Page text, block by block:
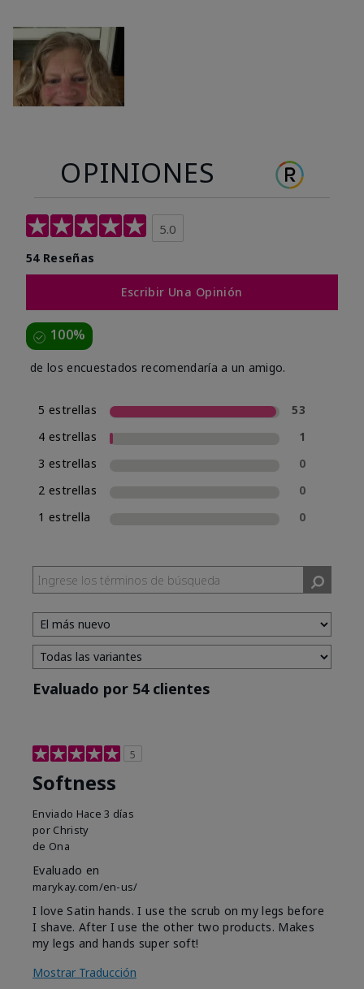
OPINIONES
5.0
54 Reseñas
Escribir Una Opinión
100%
de los encuestados recomendaría a un amigo.
5 estrellas
53
4 estrellas
1
3 estrellas
0
2 estrellas
0
1 estrella
0
Evaluado por 54 clientes
5
Softness
Enviado Hace 3 días
por Christy
de Ona
Evaluado en
marykay.com/en-us/
I love Satin hands. I use the scrub on my legs before
I shave. After I use the other two products. Makes
my legs and hands super soft!
Mostrar Traducción